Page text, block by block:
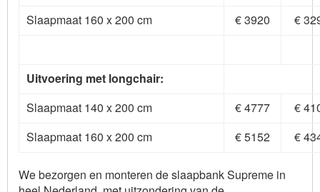
Slaapmaat 160 x 200 cm
€ 3920 €
Uitvoering met longchair:
Slaapmaat 140 x 200 cm
€ 4777
€
Slaapmaat 160 x 200 cm
€ 5152 €
We bezorgen en monteren de slaapbank Supreme in